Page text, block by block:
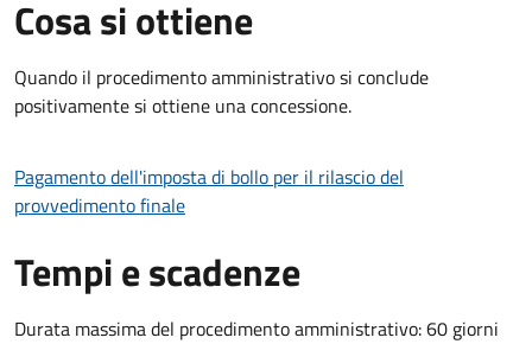
Cosa si ottiene
Quando il procedimento amministrativo si conclude
positivamente si ottiene una concessione.
Pagamento dell'imposta di bollo per il rilascio del
provvedimento finale
Tempi e scadenze
Durata massima del procedimento amministrativo: 60 giorni